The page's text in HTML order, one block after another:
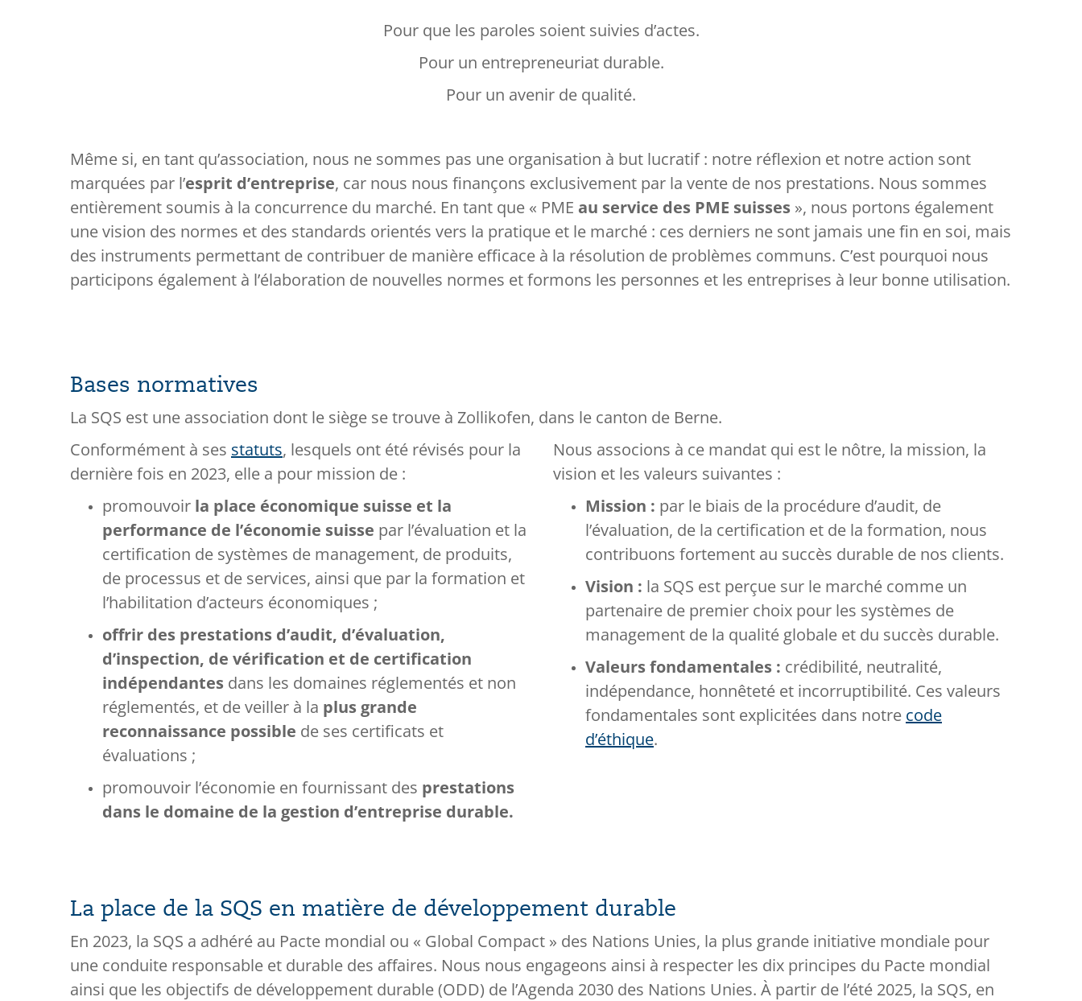
Pour que les paroles soient suivies d’actes.
Pour un entrepreneuriat durable.
Pour un avenir de qualité.
Même si, en tant qu’association, nous ne sommes pas une organisation à but lucratif : notre réflexion et notre action sont
marquées par l’esprit d’entreprise, car nous nous finançons exclusivement par la vente de nos prestations. Nous sommes
entièrement soumis à la concurrence du marché. En tant que « PME au service des PME suisses », nous portons également
une vision des normes et des standards orientés vers la pratique et le marché : ces derniers ne sont jamais une fin en soi, mais
des instruments permettant de contribuer de manière efficace à la résolution de problèmes communs. C’est pourquoi nous
participons également à l’élaboration de nouvelles normes et formons les personnes et les entreprises à leur bonne utilisation.
Bases normatives
La SQS est une association dont le siège se trouve à Zollikofen, dans le canton de Berne.
Conformément à ses statuts, lesquels ont été révisés pour la
dernière fois en 2023, elle a pour mission de :
promouvoir la place économique suisse et la
performance de l’économie suisse par l’évaluation et la
certification de systèmes de management, de produits,
de processus et de services, ainsi que par la formation et
l’habilitation d’acteurs économiques ;
offrir des prestations d’audit, d’évaluation,
d’inspection, de vérification et de certification
indépendantes dans les domaines réglementés et non
réglementés, et de veiller à la plus grande
reconnaissance possible de ses certificats et
évaluations ;
promouvoir l’économie en fournissant des prestations
dans le domaine de la gestion d’entreprise durable.
Nous associons à ce mandat qui est le nôtre, la mission, la
vision et les valeurs suivantes :
Mission : par le biais de la procédure d’audit, de
l’évaluation, de la certification et de la formation, nous
contribuons fortement au succès durable de nos clients.
Vision : la SQS est perçue sur le marché comme un
partenaire de premier choix pour les systèmes de
management de la qualité globale et du succès durable.
Valeurs fondamentales : crédibilité, neutralité,
indépendance, honnêteté et incorruptibilité. Ces valeurs
fondamentales sont explicitées dans notre code
d’éthique.
La place de la SQS en matière de développement durable
En 2023, la SQS a adhéré au Pacte mondial ou « Global Compact » des Nations Unies, la plus grande initiative mondiale pour
une conduite responsable et durable des affaires. Nous nous engageons ainsi à respecter les dix principes du Pacte mondial
ainsi que les objectifs de développement durable (ODD) de l’Agenda 2030 des Nations Unies. À partir de l’été 2025, la SQS, en